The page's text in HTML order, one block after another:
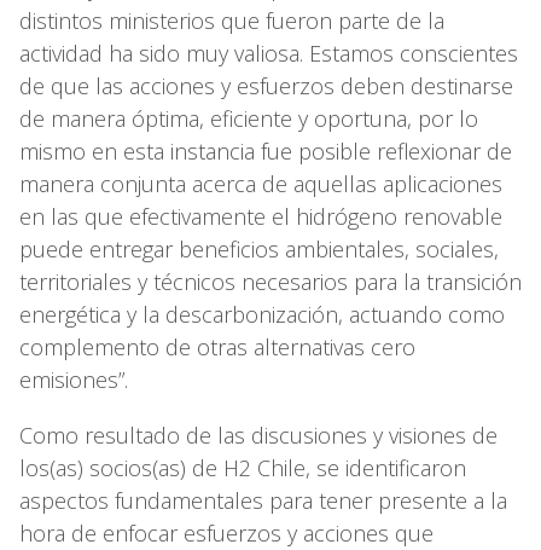
distintos ministerios que fueron parte de la
actividad ha sido muy valiosa. Estamos conscientes
de que las acciones y esfuerzos deben destinarse
de manera óptima, eficiente y oportuna, por lo
mismo en esta instancia fue posible reflexionar de
manera conjunta acerca de aquellas aplicaciones
en las que efectivamente el hidrógeno renovable
puede entregar beneficios ambientales, sociales,
territoriales y técnicos necesarios para la transición
energética y la descarbonización, actuando como
complemento de otras alternativas cero
emisiones”.
Como resultado de las discusiones y visiones de
los(as) socios(as) de H2 Chile, se identificaron
aspectos fundamentales para tener presente a la
hora de enfocar esfuerzos y acciones que